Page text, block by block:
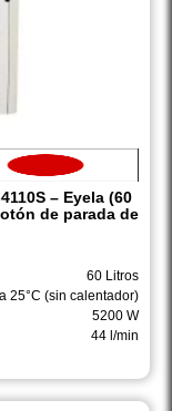
– Eyela (60
de parada de
60 Litros
25°C (sin calentador)
5200 W
44 l/min